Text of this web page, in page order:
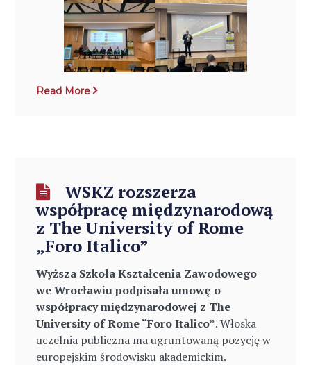
Read More
WSKZ rozszerza
współpracę międzynarodową
z The University of Rome
„Foro Italico”
Wyższa Szkoła Kształcenia Zawodowego
we Wrocławiu podpisała umowę o
współpracy międzynarodowej z The
University of Rome “Foro Italico”. Włoska
uczelnia publiczna ma ugruntowaną pozycję w
europejskim środowisku akademickim.